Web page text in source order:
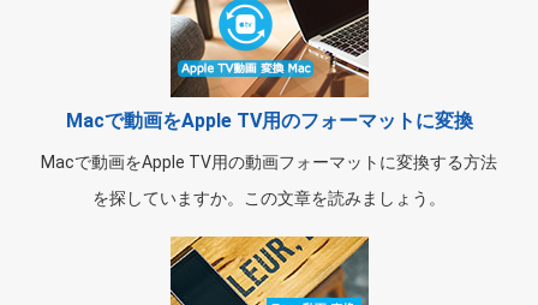
Macで動画をApple TV用のフォーマットに変換
Macで動画をApple TV用の動画フォーマットに変換する方法
を探していますか。この文章を読みましょう。